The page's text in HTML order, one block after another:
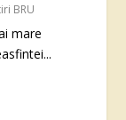
BRU
mare